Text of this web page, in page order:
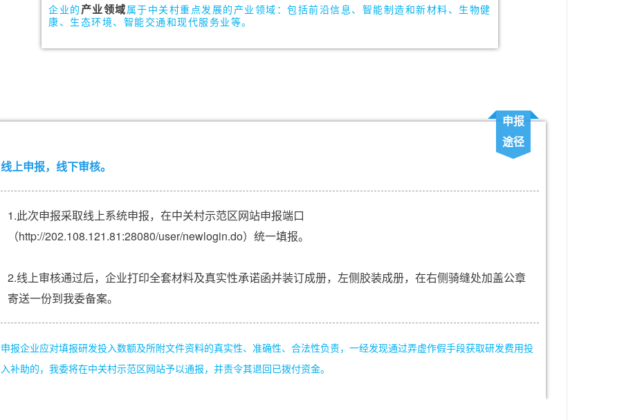
企业的 产业领域属于中关村重点发展的产业领域：包括前沿信息、智能制造和新材料、生物健
康、生态环境、智能交通和现代服务业等。
申报
途径
线上申报，线下审核。
1.此次申报采取线上系统申报，在中关村示范区网站申报端口
（http://202.108.121.81:28080/user/newlogin.do）统一填报。
2.线上审核通过后，企业打印全套材料及真实性承诺函并装订成册，左侧胶装成册，在右侧骑缝处加盖公章
寄送一份到我委备案。
申报企业应对填报研发投入数额及所附文件资料的真实性、准确性、合法性负责，一经发现通过弄虚作假手段获取研发费用投
入补助的，我委将在中关村示范区网站予以通报，并责令其退回已拨付资金。